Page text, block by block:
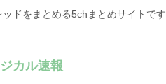
ドをまとめる5chまとめサイトです
カル速報